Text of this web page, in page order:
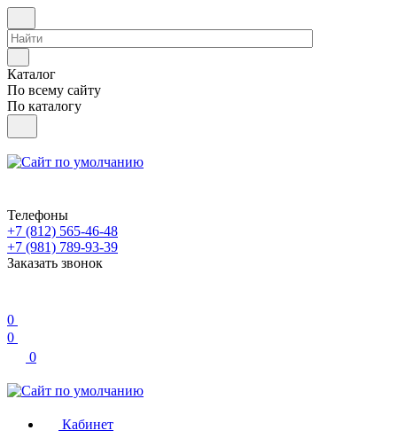
Каталог
По всему сайту
По каталогу
Телефоны
+7 (812) 565-46-48
+7 (981) 789-93-39
Заказать звонок
0
0
0
Кабинет